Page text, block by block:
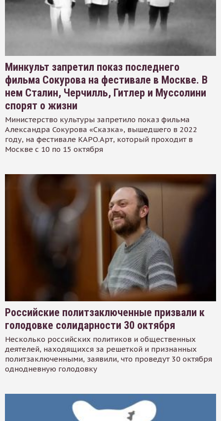
Минкульт запретил показ последнего
фильма Сокурова на фестивале в Москве. В
нем Сталин, Черчилль, Гитлер и Муссолини
спорят о жизни
Министерство культуры запретило показ фильма
Александра Сокурова «Сказка», вышедшего в 2022
году, на фестивале КАРО.Арт, который проходит в
Москве с 10 по 15 октября
Российские политзаключенные призвали к
голодовке солидарности 30 октября
Несколько российских политиков и общественных
деятелей, находящихся за решеткой и признанных
политзаключенными, заявили, что проведут 30 октября
однодневную голодовку